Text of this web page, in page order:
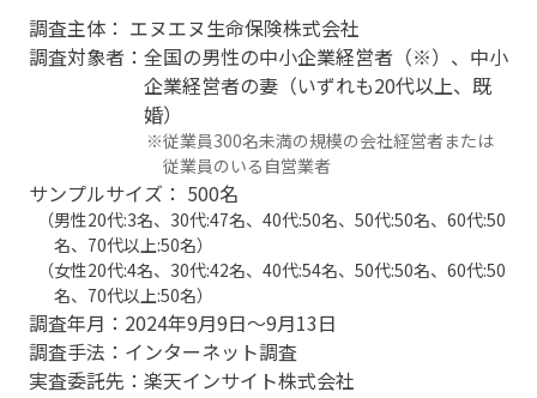
調査主体： エヌエヌ生命保険株式会社
調査対象者：全国の男性の中小企業経営者（※）、中小
企業経営者の妻（いずれも20代以上、既
婚）
※従業員300名未満の規模の会社経営者または
従業員のいる自営業者
サンプルサイズ： 500名
（男性20代:3名、30代:47名、40代:50名、50代:50名、60代:50
名、70代以上:50名）
（女性20代:4名、30代:42名、40代:54名、50代:50名、60代:50
名、70代以上:50名）
調査年月：2024年9月9日～9月13日
調査手法：インターネット調査
実査委託先：楽天インサイト株式会社